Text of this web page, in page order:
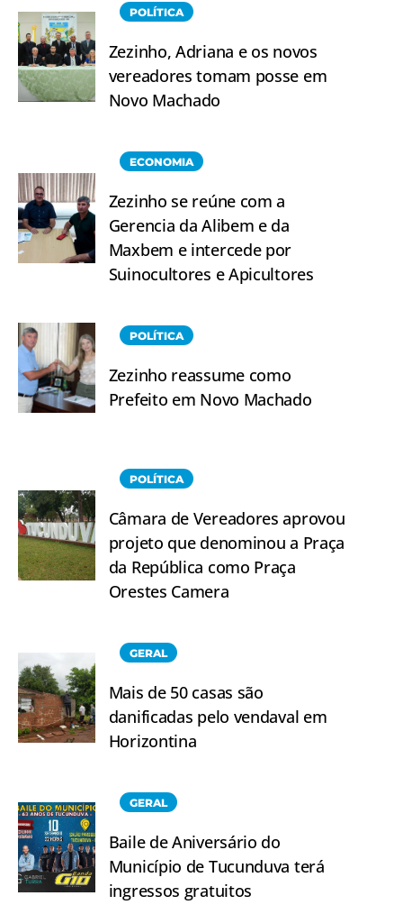
POLÍTICA
Zezinho, Adriana e os novos
vereadores tomam posse em
Novo Machado
ECONOMIA
Zezinho se reúne com a
Gerencia da Alibem e da
Maxbem e intercede por
Suinocultores e Apicultores
POLÍTICA
Zezinho reassume como
Prefeito em Novo Machado
POLÍTICA
Câmara de Vereadores aprovou
projeto que denominou a Praça
da República como Praça
Orestes Camera
GERAL
Mais de 50 casas são
danificadas pelo vendaval em
Horizontina
GERAL
Baile de Aniversário do
Município de Tucunduva terá
ingressos gratuitos